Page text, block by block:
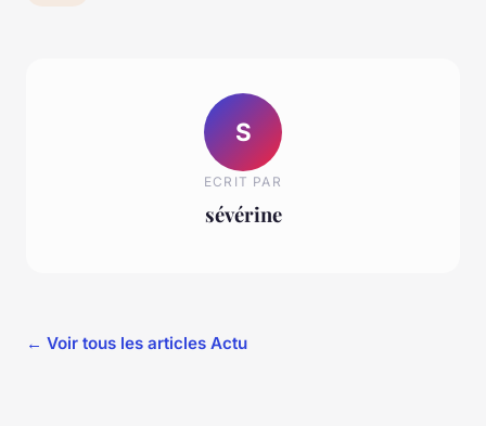
S
ECRIT PAR
sévérine
← Voir tous les articles Actu